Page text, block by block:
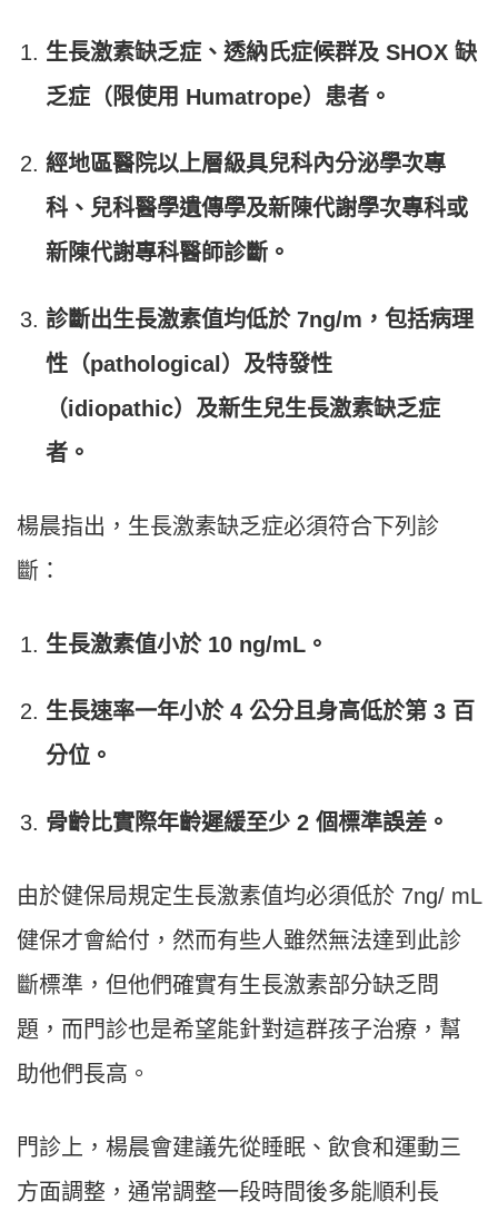
生長激素缺乏症、透納氏症候群及 SHOX 缺
乏症（限使用 Humatrope）患者。
經地區醫院以上層級具兒科內分泌學次專
科、兒科醫學遺傳學及新陳代謝學次專科或
新陳代謝專科醫師診斷。
診斷出生長激素值均低於 7ng/m，包括病理
性（pathological）及特發性
（idiopathic）及新生兒生長激素缺乏症
者。
楊晨指出，生長激素缺乏症必須符合下列診
斷：
生長激素值小於 10 ng/mL。
生長速率一年小於 4 公分且身高低於第 3 百
分位。
骨齡比實際年齡遲緩至少 2 個標準誤差。
由於健保局規定生長激素值均必須低於 7ng/ mL
健保才會給付，然而有些人雖然無法達到此診
斷標準，但他們確實有生長激素部分缺乏問
題，而門診也是希望能針對這群孩子治療，幫
助他們長高。
門診上，楊晨會建議先從睡眠、飲食和運動三
方面調整，通常調整一段時間後多能順利長